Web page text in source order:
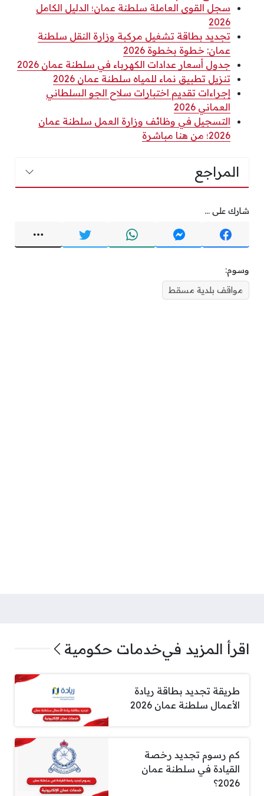
سجل القوى العاملة سلطنة عمان؛ الدليل الكامل
2026
تجديد بطاقة تشغيل مركبة وزارة النقل سلطنة
عمان: خطوة بخطوة 2026
جدول أسعار عدادات الكهرباء في سلطنة عمان 2026
تنزيل تطبيق نماء للمياه سلطنة عمان 2026
إجراءات تقديم اختبارات سلاح الجو السلطاني
العماني 2026
التسجيل في وظائف وزارة العمل سلطنة عمان
2026؛ من هنا مباشرة
المراجع
شارك على ...
وسوم:
مواقف بلدية مسقط
اقرأ المزيد فيخدمات حكومية
طريقة تجديد بطاقة ريادة
الأعمال سلطنة عمان 2026
كم رسوم تجديد رخصة
القيادة في سلطنة عمان
2026؟